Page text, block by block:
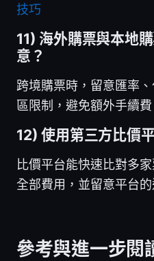
技巧
11) 海外購票與本地
意？
跨境購票時，留意匯率
區限制，避免額外手續費
12) 使用第三方比價
比價平台能快速比對多
全部費用，並留意平台
參考與進一步閱